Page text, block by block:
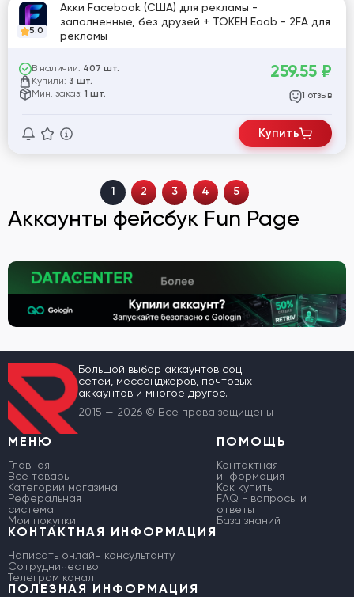
5.0
Акки Facebook (США) для рекламы -
заполненные, без друзей + ТОКЕН Eaab - 2FA для
рекламы
В наличии: 407 шт.
Купили: 3 шт.
Мин. заказ: 1 шт.
259.55 ₽
1 отзыв
Купить
1 2 3 4 5
Аккаунты фейсбук Fun Page
Большой выбор аккаунтов соц.
сетей, мессенджеров, почтовых
аккаунтов и многое другое.
2015 — 2026 © Все права защищены
МЕНЮ
Главная
Все товары
Категории магазина
Реферальная
система
Мои покупки
ПОМОЩЬ
Контактная
информация
Как купить
FAQ - вопросы и
ответы
База знаний
КОНТАКТНАЯ ИНФОРМАЦИЯ
Написать онлайн консультанту
Сотрудничество
Телеграм канал
ПОЛЕЗНАЯ ИНФОРМАЦИЯ